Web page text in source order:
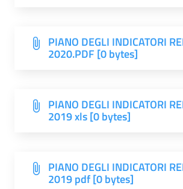
PIANO DEGLI INDICATORI
2020.PDF [0 bytes]
PIANO DEGLI INDICATORI
2019 xls [0 bytes]
PIANO DEGLI INDICATORI
2019 pdf [0 bytes]